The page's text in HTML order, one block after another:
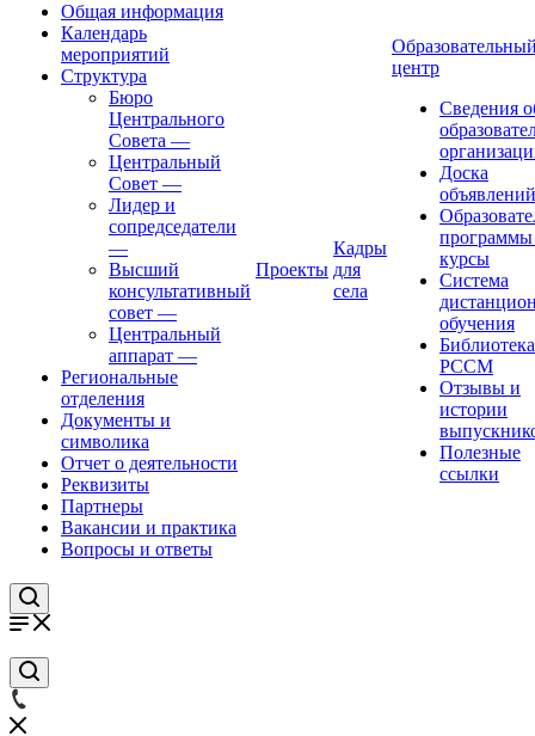
Общая информация
Календарь
мероприятий
Структура
Бюро
Центрального
Совета —
Центральный
Совет —
Лидер и
сопредседатели
—
Высший
консультативный
совет —
Центральный
аппарат —
Региональные
отделения
Документы и
символика
Отчет о деятельности
Реквизиты
Партнеры
Вакансии и практика
Вопросы и ответы
Проекты
Кадры
для
села
центр
Сведения
Доска
объявлений
курсы
Система
обучения
Библиотека
РССМ
Отзывы и
истории
Полезные
ссылки